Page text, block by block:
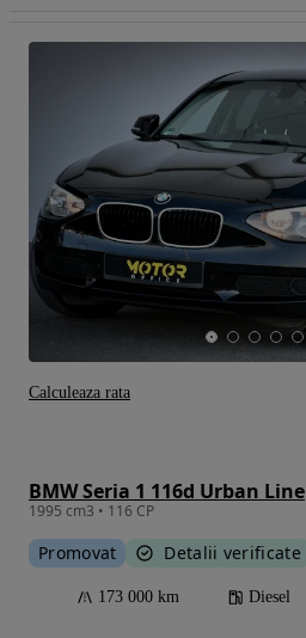
BMW Seria 1 116d Urban Line
1995 cm3 • 116 CP
Promovat Detalii verificate
173 000 km Diesel
Calculeaza rata